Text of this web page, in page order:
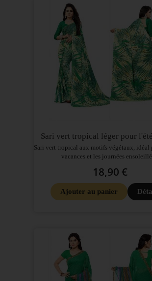
Sari vert tropical léger pour
Sari vert tropical aux motifs végétaux, idéal
vacances et les journées
18,90 €
Ajouter au panier